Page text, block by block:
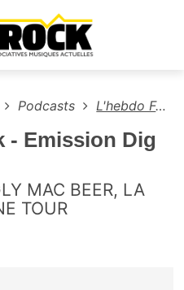
principal
Podcasts L'hebdo Ferarock - Emission Dig Dig Diggers
- Emission Dig
MAC BEER, LA
TOUR